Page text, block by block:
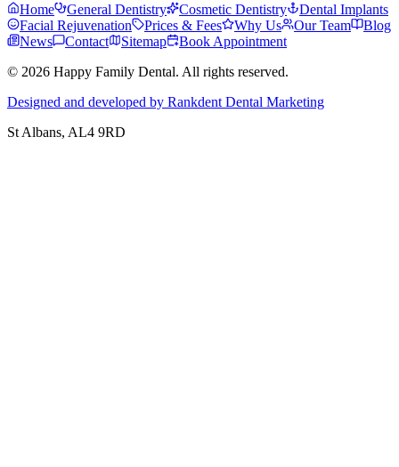
Home General Dentistry Cosmetic Dentistry
Dental Implants
Facial Rejuvenation
Prices & Fees Why Us Our Team
Blog
News
Contact Sitemap
Book Appointment
© 2026 Happy Family Dental. All rights reserved.
Designed and developed by Rankdent Dental Marketing
St Albans, AL4 9RD